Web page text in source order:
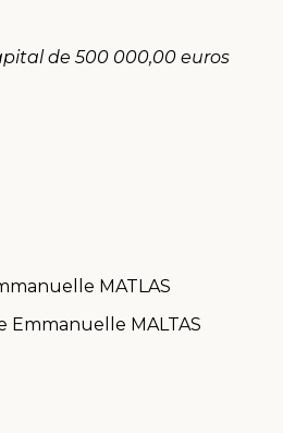
de 500 000,00 euros
MATLAS
Emmanuelle MALTAS